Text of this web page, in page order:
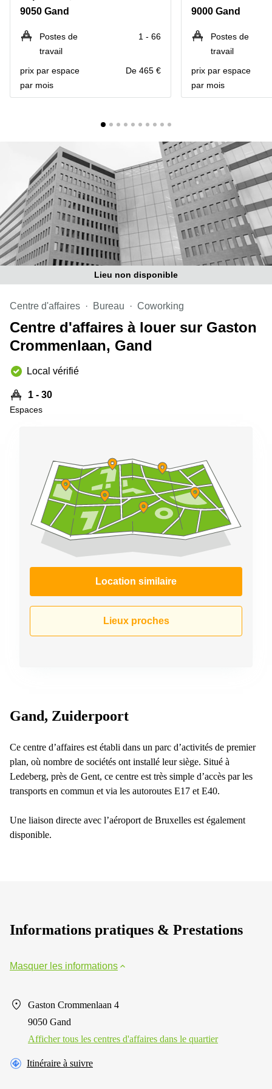
la
Neuve
Wavre
Centre
Anvers
Centre
d'affaires
Gand
Centre
Coworking
Ixelles
Coworking
Namur
Coworking
Tournai
Salle de
conférence
9050 Gand
Postes de
travail
1 - 66
prix par espace
par mois
De 465 €
9000 Gand
Postes de
travail
prix par espace
par mois
Lieu non disponible
Centre d'affaires Bureau Coworking
Centre d'affaires à louer sur Gaston
Crommenlaan, Gand
Local vérifié
1 - 30
Espaces
Location similaire
Lieux proches
Gand, Zuiderpoort
Ce centre d’affaires est établi dans un parc d’activités de premier
plan, où nombre de sociétés ont installé leur siège. Situé à
Ledeberg, près de Gent, ce centre est très simple d’accès par les
transports en commun et via les autoroutes E17 et E40.
Une liaison directe avec l’aéroport de Bruxelles est également
disponible.
Informations pratiques & Prestations
Masquer les informations
Gaston Crommenlaan 4
9050 Gand
Afficher tous les centres d'affaires dans le quartier
Itinéraire à suivre